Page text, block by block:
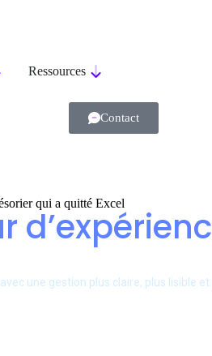
Ressources
Contact
qui a quitté Excel
une gestion plus claire, plus lisible